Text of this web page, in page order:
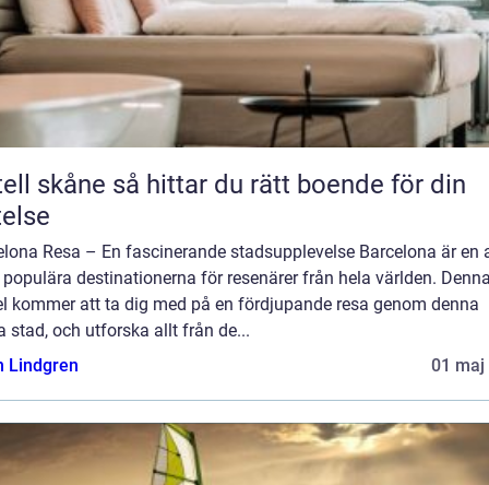
hittar du rätt boende för din
Resa – En fascinerande stadsupplevelse Barcelona är en
destinationerna för resenärer från hela världen.
kommer att ta dig med på en fördjupande resa genom denna
stad, och utforska allt från de...
Lindgren
01 maj